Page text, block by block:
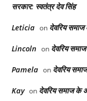
सरकार: स्वतंत्र देव सिंह
Leticia on देवरिय समाज
Lincoln on देवरिय
Pamela on देवरिय
Kay on देवरिय समाज के